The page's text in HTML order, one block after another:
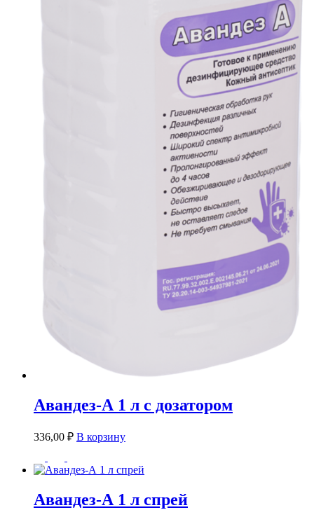
Авандез-А 1 л с дозатором
336,00 ₽ В корзину
Авандез-А 1 л спрей